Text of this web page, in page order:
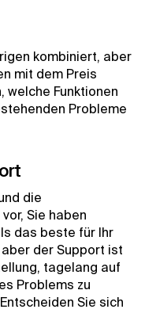
kombiniert, aber
mit dem Preis
welche Funktionen
Probleme
die
Sie haben
das beste für Ihr
der Support ist
tagelang auf
Problems zu
Sie sich